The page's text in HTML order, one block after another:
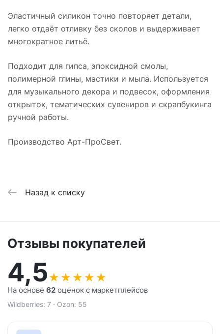
Эластичный силикон точно повторяет детали,
легко отдаёт отливку без сколов и выдерживает
многократное литьё.
Подходит для гипса, эпоксидной смолы,
полимерной глины, мастики и мыла. Используется
для музыкального декора и подвесок, оформления
открыток, тематических сувениров и скрапбукинга
ручной работы.
Производство Арт-ПроСвет.
Назад к списку
Отзывы покупателей
4,5★ ★ ★ ★ ★
На основе 62 оценок с маркетплейсов
Wildberries: 7 · Ozon: 55